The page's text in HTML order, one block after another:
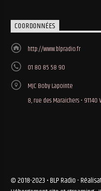
COORDONNÉES
http://www.blpradio.fr
01 80 85 58 90
MJC Boby Lapointe
8, rue des Maraichers •
© 2018-2023 • BLP Radio -